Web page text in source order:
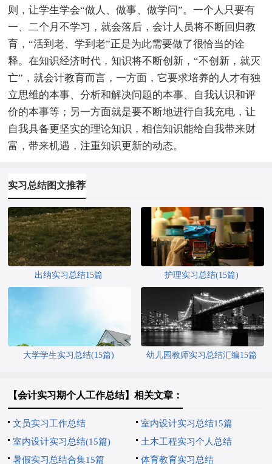
则，让学生学会“做人、做事、做学问”。一个人只要有
一、二个月不学习，就会落后，会计人员将不断回归教
育，“活到老、学到老”正是为此需要做了很恰当的诠
释。在知识经济时代，知识将不断创新，“不创新，就灭
亡”，就会计教育而言，一方面，它要求培养的人才有独
立思维的本事、分析和解决问题的本事、自我认识和评
价的本事等；另一方面就是要不断地进行自我充电，让
自我具备更坚实的理论知识，相信知识能给自我带来财
富，带来机遇，注重知识更新的动态。
实习总结图文推荐
出纳实习总结15篇 护理实习总结(15篇)
大学学生实习总结(15篇) 幼儿园教师实习总结汇编15篇
【会计实习期个人工作总结】相关文章：
文员实习工作总结
室内设计实习总结15篇
室内设计实习总结(15篇)
土木工程实习个人总结
暑假实习总结合集15篇
体育教育实习总结